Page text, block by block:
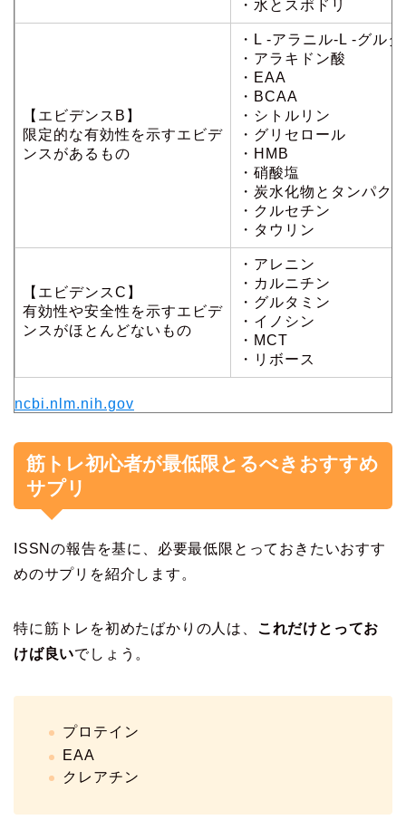
・水とスポドリ
【エビデンスB】
限定的な有効性を示すエビデ
ンスがあるもの
・L -アラニル-L -グル
・アラキドン酸
・EAA
・BCAA
・シトルリン
・グリセロール
・HMB
・硝酸塩
・炭水化物とタンパク
・クルセチン
・タウリン
【エビデンスC】
有効性や安全性を示すエビデ
ンスがほとんどないもの
・アレニン
・カルニチン
・グルタミン
・イノシン
・MCT
・リボース
ncbi.nlm.nih.gov
筋トレ初心者が最低限とるべきおすすめ
サプリ
ISSNの報告を基に、必要最低限とっておきたいおすす
めのサプリを紹介します。
特に筋トレを初めたばかりの人は、
これだけとってお
けば良いでしょう。
プロテイン
EAA
クレアチン